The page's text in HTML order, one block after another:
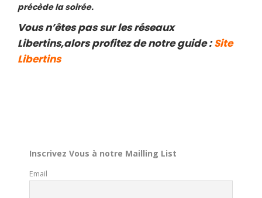
précède la soirée.
Vous n’êtes pas sur les réseaux
Libertins,alors profitez de notre guide :Site
Libertins
Inscrivez Vous à notre Mailling List
Email